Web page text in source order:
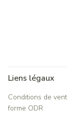
Liens légaux
Conditions de
forme ODR